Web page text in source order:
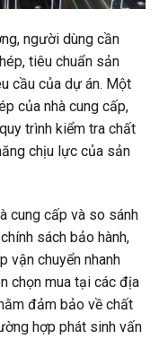
người dùng cần
tiêu chuẩn sản
cầu của dự án. Một
của nhà cung cấp,
trình kiểm tra chất
chịu lực của sản
cung cấp và so sánh
sách bảo hành,
vận chuyển nhanh
chọn mua tại các địa
đảm bảo về chất
hợp phát sinh vấn